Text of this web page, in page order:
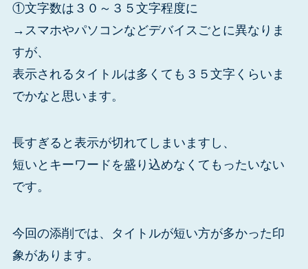
①文字数は３０～３５文字程度に
→スマホやパソコンなどデバイスごとに異なりま
すが、
表示されるタイトルは多くても３５文字くらいま
でかなと思います。
長すぎると表示が切れてしまいますし、
短いとキーワードを盛り込めなくてもったいない
です。
今回の添削では、タイトルが短い方が多かった印
象があります。